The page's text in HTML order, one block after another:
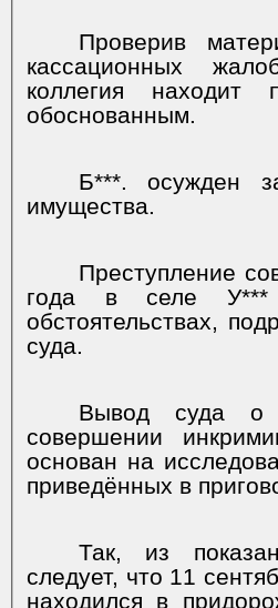
Проверив
кассационных
коллегия находит
обоснованным.
Б***. осужден
имущества.
Преступление
года в селе У***
обстоятельствах,
суда.
Вывод суда о
совершении
основан на
приведённых в
Так, из
следует, что 11
находился в